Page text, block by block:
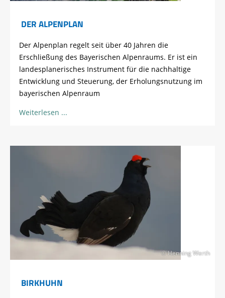
DER ALPENPLAN
Der Alpenplan regelt seit über 40 Jahren die
Erschließung des Bayerischen Alpenraums. Er ist ein
landesplanerisches Instrument für die nachhaltige
Entwicklung und Steuerung, der Erholungsnutzung im
bayerischen Alpenraum
Weiterlesen
© Henning Werth
BIRKHUHN